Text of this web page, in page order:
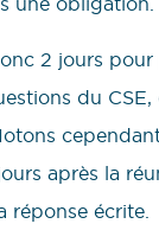
2 jours pour
du
après la
réponse écrite.